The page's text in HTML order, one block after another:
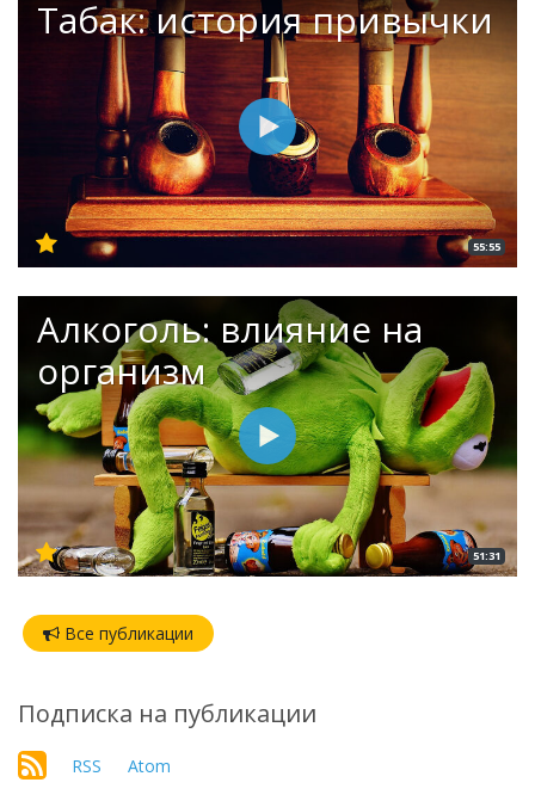
Табак: история привычки
55:55
Алкоголь: влияние на
организм
51:31
Все публикации
Подписка на публикации
RSS Atom